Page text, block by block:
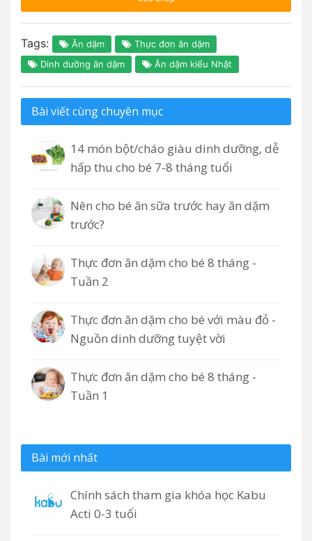
Tags: Ăn dặm
Thực đơn ăn dặm
Dinh dưỡng ăn dặm
Ăn dặm kiểu Nhật
Bài viết cùng chuyên mục
14 món bột/cháo giàu dinh dưỡng, dễ
hấp thu cho bé 7-8 tháng tuổi
Nên cho bé ăn sữa trước hay ăn dặm
trước?
Thực đơn ăn dặm cho bé 8 tháng -
Tuần 2
Thực đơn ăn dặm cho bé với màu đỏ -
Nguồn dinh dưỡng tuyệt vời
Thực đơn ăn dặm cho bé 8 tháng -
Tuần 1
Bài mới nhất
Chính sách tham gia khóa học Kabu
Acti 0-3 tuổi